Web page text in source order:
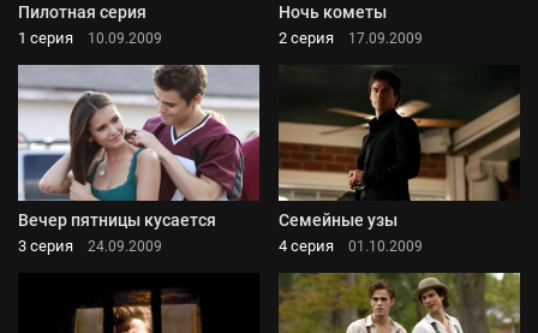
Пилотная серия
1 серия 10.09.2009
Ночь кометы
2 серия 17.09.2009
Вечер пятницы кусается
3 серия 24.09.2009
Семейные узы
4 серия 01.10.2009